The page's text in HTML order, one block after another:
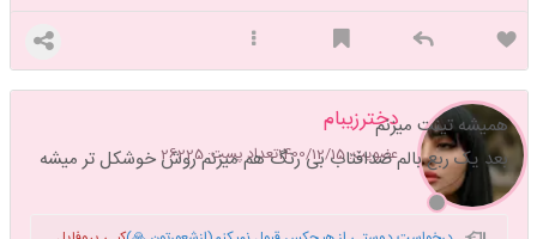
دخترزیبام
عضویت: 1400/12/15 تعداد پست: 26225
همیشه تینت میزنم
بعد یک ربع بالم ضدافتاب بی رنگ هم میزنم روش خوشکل تر میشه